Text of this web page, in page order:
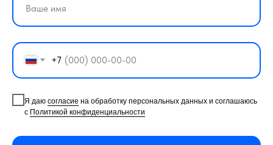
+7
Я даю согласие на обработку персональных данных и соглашаюсь
с Политикой конфиденциальности